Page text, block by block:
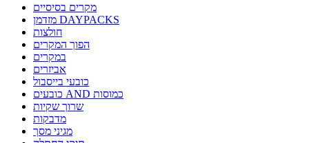
מקרים בסיסיים
מזדמן DAYPACKS
חולצות
הפוך המקרים
במקרים
אביזרים
כובעי בייסבול
כובעים AND כמוסות
שרוך שקיות
מדבקות
מגיני מסך